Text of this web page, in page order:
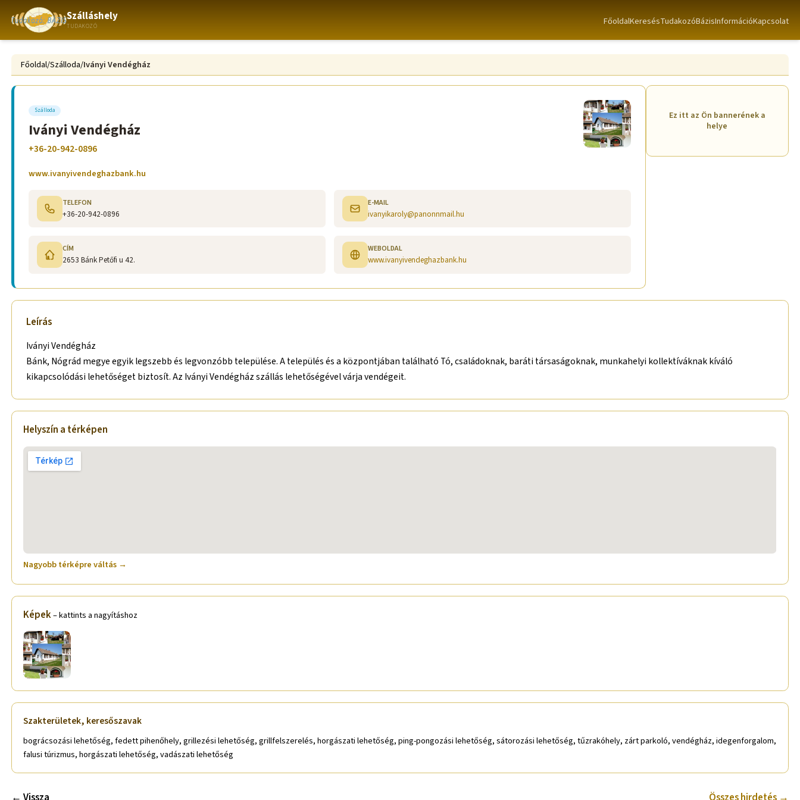
Szálláshely
TUDAKOZÓ FőoldalKeresésTudakozóBázisInformációKapcsolat
Főoldal/Szálloda/Iványi Vendégház
Szálloda
Iványi Vendégház
+36-20-942-0896
www.ivanyivendeghazbank.hu
TELEFON
+36-20-942-0896
E-MAIL
ivanyikaroly@panonnmail.hu
CÍM
2653 Bánk Petőfi u 42.
WEBOLDAL
www.ivanyivendeghazbank.hu
Ez itt az Ön bannerének a
helye
Leírás
Iványi Vendégház
Bánk, Nógrád megye egyik legszebb és legvonzóbb települése. A település és a központjában található Tó, családoknak, baráti társaságoknak, munkahelyi kollektíváknak kíváló
kikapcsolódási lehetőséget biztosít. Az Iványi Vendégház szállás lehetőségével várja vendégeit.
Helyszín a térképen
Nagyobb térképre váltás →
Képek– kattints a nagyításhoz
Szakterületek, keresőszavak
bográcsozási lehetőség, fedett pihenőhely, grillezési lehetőség, grillfelszerelés, horgászati lehetőség, ping-pongozási lehetőség, sátorozási lehetőség, tűzrakóhely, zárt parkoló, vendégház, idegenforgalom,
falusi túrizmus, horgászati lehetőség, vadászati lehetőség